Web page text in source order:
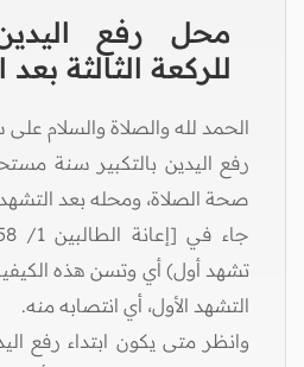
محل رفع
للركعة الثالثة بعد
الحمد لله والصلاة والسلام
رفع اليدين بالتكبير سنة
صحة الصلاة، ومحله بعد التشهد
تشهد أول) أي وتسن هذه
التشهد الأول، أي انتصابه منه.
وانظر متى يكون ابتداء رفع